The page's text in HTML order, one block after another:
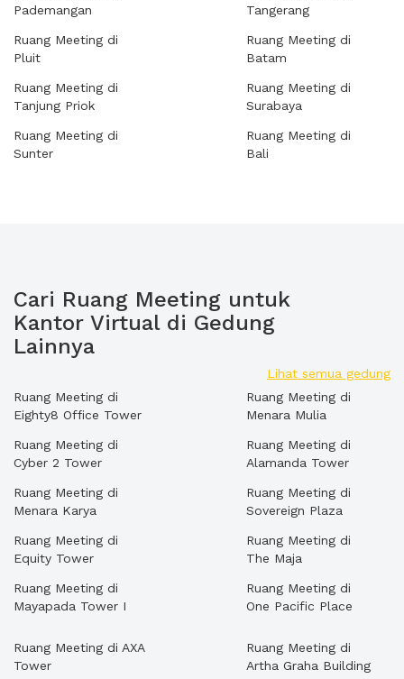
Pademangan
Ruang Meeting di
Pluit
Ruang Meeting di
Tanjung Priok
Ruang Meeting di
Sunter
Tangerang
Ruang Meeting di
Batam
Ruang Meeting di
Surabaya
Ruang Meeting di
Bali
Cari Ruang Meeting untuk
Kantor Virtual di Gedung
Lainnya
Lihat semua gedung
Ruang Meeting di
Eighty8 Office Tower
Ruang Meeting di
Cyber 2 Tower
Ruang Meeting di
Menara Karya
Ruang Meeting di
Equity Tower
Ruang Meeting di
Mayapada Tower I
Ruang Meeting di
Menara Mulia
Ruang Meeting di
Alamanda Tower
Ruang Meeting di
Sovereign Plaza
Ruang Meeting di
The Maja
Ruang Meeting di
One Pacific Place
Ruang Meeting di AXA
Tower
Ruang Meeting di
Artha Graha Building